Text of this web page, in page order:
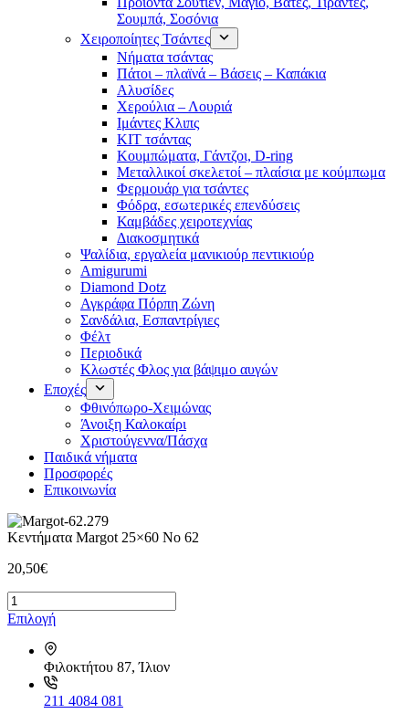
Σουμπά, Σοσόνια
Χειροποίητες Τσάντες
Νήματα τσάντας
Πάτοι – πλαϊνά – Βάσεις – Καπάκια
Αλυσίδες
Χερούλια – Λουριά
Ιμάντες Κλιπς
ΚΙΤ τσάντας
Κουμπώματα, Γάντζοι, D-ring
Μεταλλικοί σκελετοί – πλαίσια με κούμπωμα
Φερμουάρ για τσάντες
Φόδρα, εσωτερικές επενδύσεις
Καμβάδες χειροτεχνίας
Διακοσμητικά
Ψαλίδια, εργαλεία μανικιούρ πεντικιούρ
Amigurumi
Diamond Dotz
Αγκράφα Πόρπη Ζώνη
Σανδάλια, Εσπαντρίγιες
Φέλτ
Περιοδικά
Κλωστές Φλος για βάψιμο αυγών
Εποχές
Φθινόπωρο-Χειμώνας
Άνοιξη Καλοκαίρι
Χριστούγεννα/Πάσχα
Παιδικά νήματα
Προσφορές
Επικοινωνία
Κεντήματα Margot 25×60 Νο 62
20,50€
Κεντήματα
Margot
ποσότητα
ΕπιλογήΑυτό
προϊόν
έχει
πολλαπλές
παραλλαγές.
Φιλοκτήτου 87, Ίλιον
211 4084 081